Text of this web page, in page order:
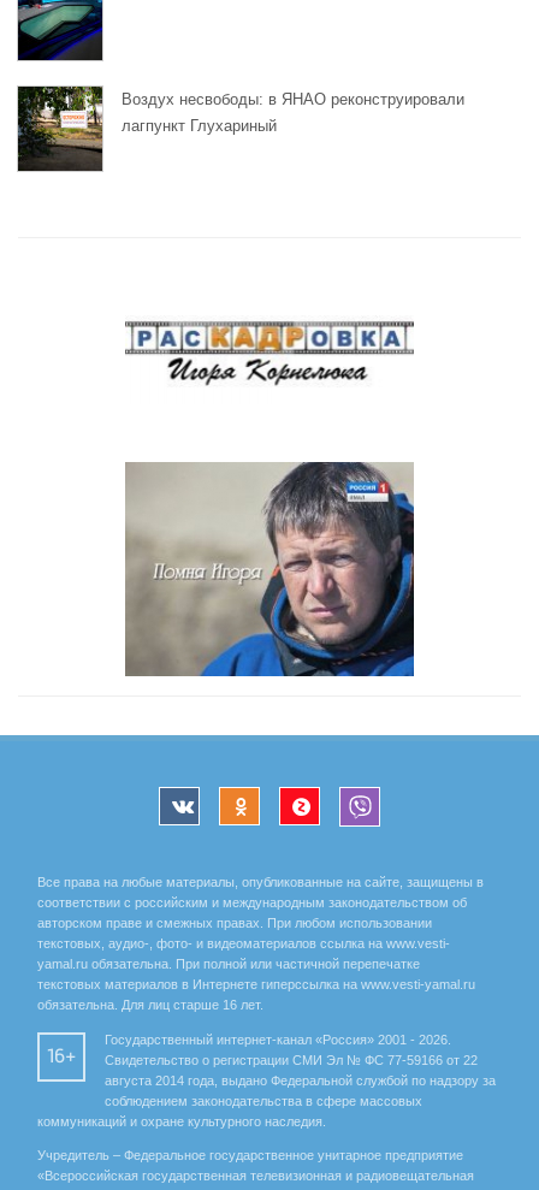
Воздух несвободы: в ЯНАО реконструировали
лагпункт Глухариный
Все права на любые материалы, опубликованные на сайте, защищены в
соответствии с российским и международным законодательством об
авторском праве и смежных правах. При любом использовании
текстовых, аудио-, фото- и видеоматериалов ссылка на www.vesti-
yamal.ru обязательна. При полной или частичной перепечатке
текстовых материалов в Интернете гиперссылка на www.vesti-yamal.ru
обязательна. Для лиц старше 16 лет.
16+
Государственный интернет-канал «Россия» 2001 - 2026.
Свидетельство о регистрации СМИ Эл № ФС 77-59166 от 22
августа 2014 года, выдано Федеральной службой по надзору за
соблюдением законодательства в сфере массовых
коммуникаций и охране культурного наследия.
Учредитель – Федеральное государственное унитарное предприятие
«Всероссийская государственная телевизионная и радиовещательная